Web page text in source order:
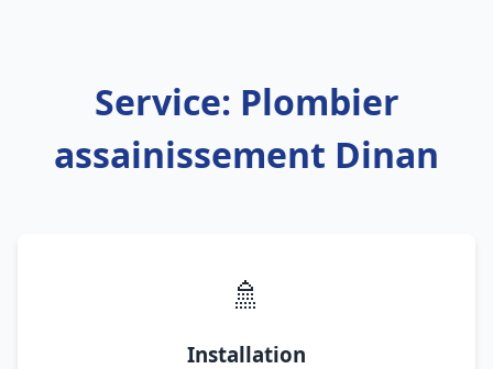
Service: Plombier
assainissement Dinan
🚿
Installation